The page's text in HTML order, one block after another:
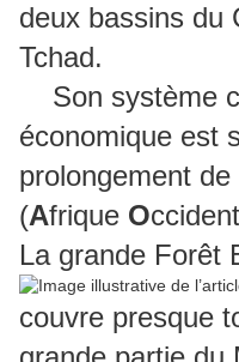
deux bassins du
Tchad.
Son système
économique est
prolongement
(Afrique O
La grande Forêt
couvre presque